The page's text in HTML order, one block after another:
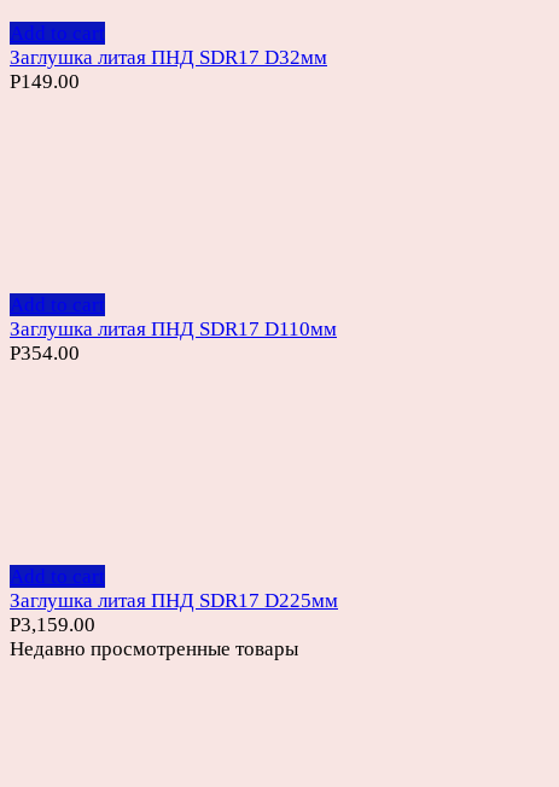
Add to cart
Заглушка литая ПНД SDR17 D32мм
Р149.00
Add to cart
Заглушка литая ПНД SDR17 D110мм
Р354.00
Add to cart
Заглушка литая ПНД SDR17 D225мм
Р3,159.00
Недавно просмотренные товары